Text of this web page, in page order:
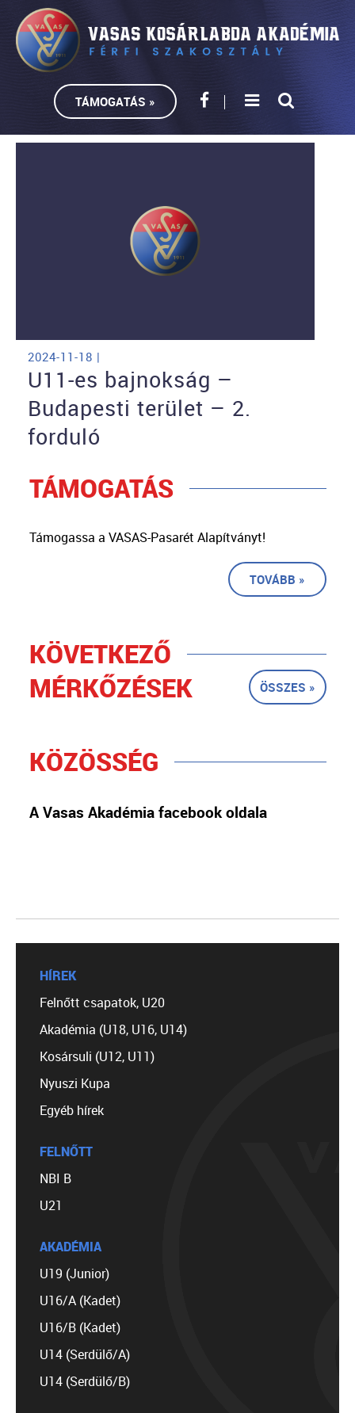
TÁMOGATÁS »
2024-11-18 |
U11-es bajnokság –
Budapesti terület – 2.
forduló
TÁMOGATÁS
Támogassa a VASAS-Pasarét Alapítványt!
TOVÁBB »
KÖVETKEZŐ
MÉRKŐZÉSEK
ÖSSZES »
KÖZÖSSÉG
A Vasas Akadémia facebook oldala
HÍREK
Felnőtt csapatok, U20
Akadémia (U18, U16, U14)
Kosársuli (U12, U11)
Nyuszi Kupa
Egyéb hírek
FELNŐTT
NBI B
U21
AKADÉMIA
U19 (Junior)
U16/A (Kadet)
U16/B (Kadet)
U14 (Serdülő/A)
U14 (Serdülő/B)